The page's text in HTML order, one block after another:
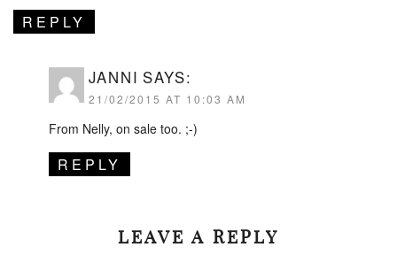
REPLY
JANNI SAYS:
21/02/2015 AT 10:03 AM
From Nelly, on sale too. ;-)
REPLY
LEAVE A REPLY